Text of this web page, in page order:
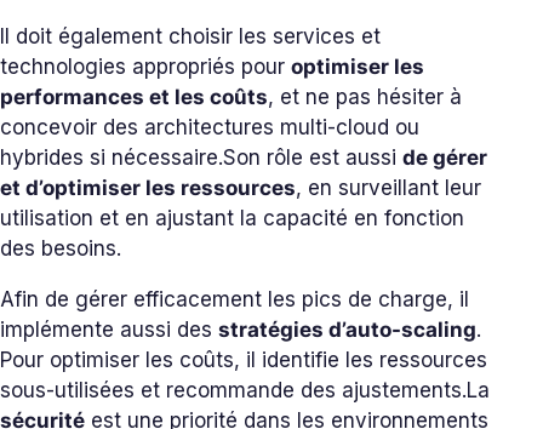
Il doit également choisir les services et
technologies appropriés pour optimiser les
performances et les coûts, et ne pas hésiter à
concevoir des architectures multi-cloud ou
hybrides si nécessaire.Son rôle est aussi de gérer
et d’optimiser les ressources, en surveillant leur
utilisation et en ajustant la capacité en fonction
des besoins.
Afin de gérer efficacement les pics de charge, il
implémente aussi des stratégies d’auto-scaling.
Pour optimiser les coûts, il identifie les ressources
sous-utilisées et recommande des ajustements.La
sécurité est une priorité dans les environnements